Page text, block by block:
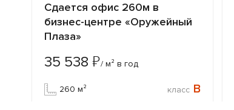
Сдается офис 260м в
бизнес-центре «Оружейный
Плаза»
35 538 ₽/ м² в год
260 м² класс B